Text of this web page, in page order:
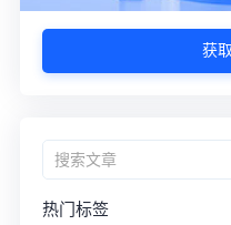
获
热门标签